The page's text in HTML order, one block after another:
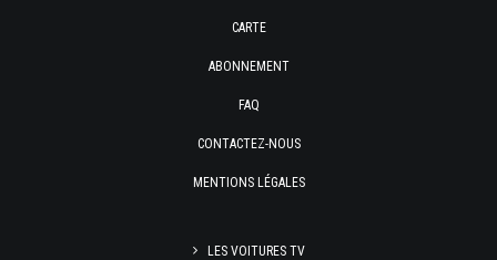
CARTE
ABONNEMENT
FAQ
CONTACTEZ-NOUS
MENTIONS LÉGALES
LES VOITURES TV